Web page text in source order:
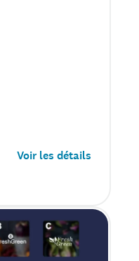
Voir les détails